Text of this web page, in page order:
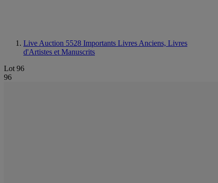
Live Auction 5528 Importants Livres Anciens, Livres
d'Artistes et Manuscrits
Lot 96
96